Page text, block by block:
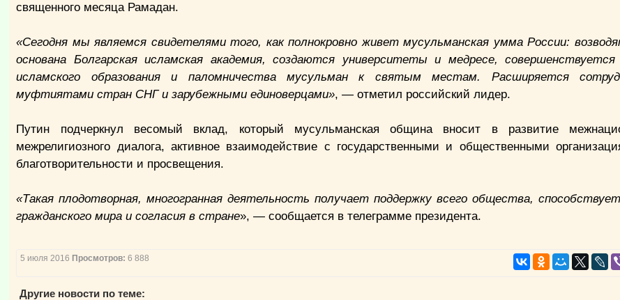
священного месяца Рамадан.
«Сегодня мы являемся свидетелями того, как полнокровно живет мусульманская умма России:
основана Болгарская исламская академия, создаются университеты и медресе, совершенствуется
исламского образования и паломничества мусульман к святым местам. Расширяется
муфтиятами стран СНГ и зарубежными единоверцами», — отметил российский лидер.
Путин подчеркнул весомый вклад, который мусульманская община вносит в развитие
межрелигиозного диалога, активное взаимодействие с государственными и общественными
благотворительности и просвещения.
«Такая плодотворная, многогранная деятельность получает поддержку всего общества,
гражданского мира и согласия в стране», — сообщается в телеграмме президента.
5 июля 2016 Просмотров: 6 888
Другие новости по теме: